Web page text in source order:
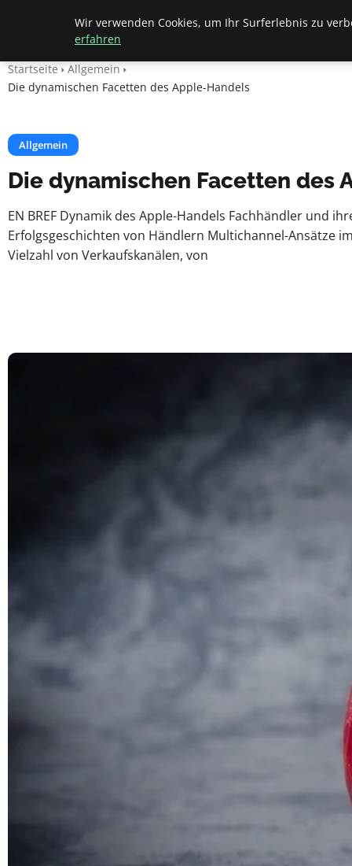
Beyond Surface
Startseite
Allgemein
Die dynamischen Facetten des Apple-Handels
Allgemein
Die dynamischen Facetten des
EN BREF Dynamik des Apple-Handels Fachhändler und
Erfolgsgeschichten von Händlern Multichannel-Ansätze
Vielzahl von Verkaufskanälen, von
Wir verwenden Cookies, um Ihr Surferlebnis zu
erfahren